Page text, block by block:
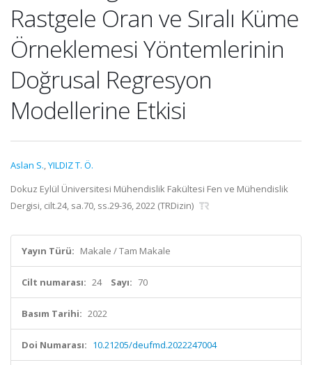
Rastgele Oran ve Sıralı Küme
Örneklemesi Yöntemlerinin
Doğrusal Regresyon
Modellerine Etkisi
Aslan S.,YILDIZ T. Ö.
Dokuz Eylül Üniversitesi Mühendislik Fakültesi Fen ve Mühendislik
Dergisi, cilt.24, sa.70, ss.29-36, 2022 (TRDizin)
Yayın Türü: Makale / Tam Makale
Cilt numarası: 24 Sayı: 70
Basım Tarihi: 2022
Doi Numarası: 10.21205/deufmd.2022247004